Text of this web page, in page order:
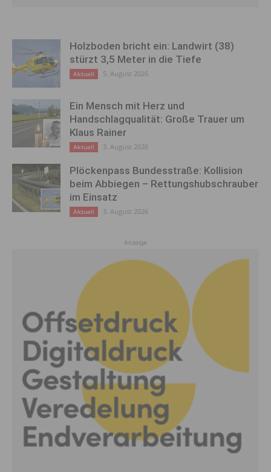
Holzboden bricht ein: Landwirt (38)
stürzt 3,5 Meter in die Tiefe
Aktuell 5. August 2026
Ein Mensch mit Herz und
Handschlagqualität: Große Trauer um
Klaus Rainer
Aktuell 3. August 2026
Plöckenpass Bundesstraße: Kollision
beim Abbiegen – Rettungshubschrauber
im Einsatz
Aktuell 3. August 2026
Anzeige